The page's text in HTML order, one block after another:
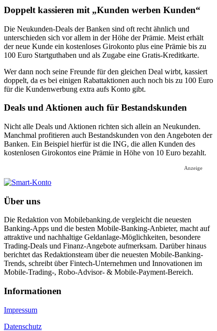
Doppelt kassieren mit „Kunden werben Kunden“
Die Neukunden-Deals der Banken sind oft recht ähnlich und
unterschieden sich vor allem in der Höhe der Prämie. Meist erhält
der neue Kunde ein kostenloses Girokonto plus eine Prämie bis zu
100 Euro Startguthaben und als Zugabe eine Gratis-Kreditkarte.
Wer dann noch seine Freunde für den gleichen Deal wirbt, kassiert
doppelt, da es bei einigen Rabattaktionen auch noch bis zu 100 Euro
für die Kundenwerbung extra aufs Konto gibt.
Deals und Aktionen auch für Bestandskunden
Nicht alle Deals und Aktionen richten sich allein an Neukunden.
Manchmal profitieren auch Bestandskunden von den Angeboten der
Banken. Ein Beispiel hierfür ist die ING, die allen Kunden des
kostenlosen Girokontos eine Prämie in Höhe von 10 Euro bezahlt.
Anzeige
Über uns
Die Redaktion von Mobilebanking.de vergleicht die neuesten
Banking-Apps und die besten Mobile-Banking-Anbieter, macht auf
attraktive und nachhaltige Geldanlage-Möglichkeiten, besondere
Trading-Deals und Finanz-Angebote aufmerksam. Darüber hinaus
berichtet das Redaktionsteam über die neuesten Mobile-Banking-
Trends, schreibt über Fintech-Unternehmen und Innovationen im
Mobile-Trading-, Robo-Advisor- & Mobile-Payment-Bereich.
Informa­tionen
Impressum
Datenschutz